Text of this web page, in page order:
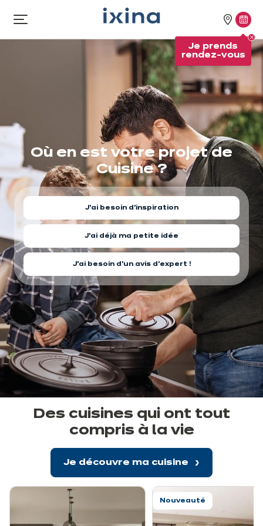
Aller au contenu principal
Ouvrir
le
NosJe
vous
Je prends
rendez-vous
Où en est votre projetde
Cuisine ?
J'ai besoin d'inspiration
J'ai déjà ma petite idée
J'ai besoin d'un avis d'expert !
Des cuisines qui ont tout
compris à la vie
Je découvre ma cuisine
Nouveauté